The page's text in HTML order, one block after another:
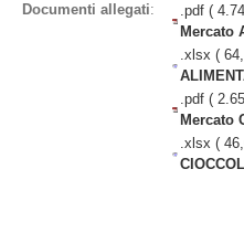
Documenti allegati: .pdf (
Mercato
.xlsx (
.pdf (
Mercato
.xlsx (